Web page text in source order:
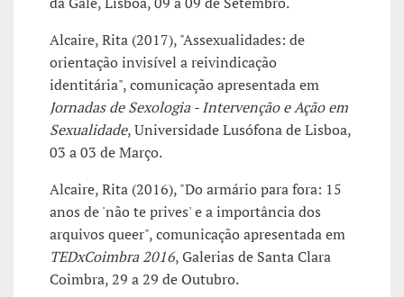
Alcaire, Rita (2017), "Assexualidades: de
orientação invisível a reivindicação
identitária", comunicação apresentada em
Jornadas de Sexologia - Intervenção e Ação em
Sexualidade, Universidade Lusófona de Lisboa,
03 a 03 de Março.
Alcaire, Rita (2016), "Do armário para fora: 15
anos de 'não te prives' e a importância dos
arquivos queer", comunicação apresentada em
TEDxCoimbra 2016, Galerias de Santa Clara
Coimbra, 29 a 29 de Outubro.